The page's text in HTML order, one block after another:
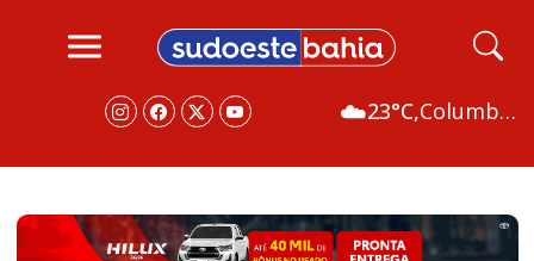
☁️23°C, Columbus